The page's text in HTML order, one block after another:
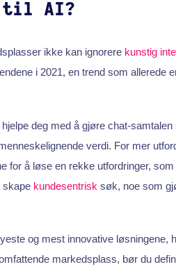
AI?
ikke kan ignorere kunstig
i 2021, en trend som allerede
deg med å gjøre chat-
verdi. For mer
for å løse en rekke utfordringer,
skape kundesentrisk søk, noe som
og mest innovative løsningene,
markedsplass, bør du